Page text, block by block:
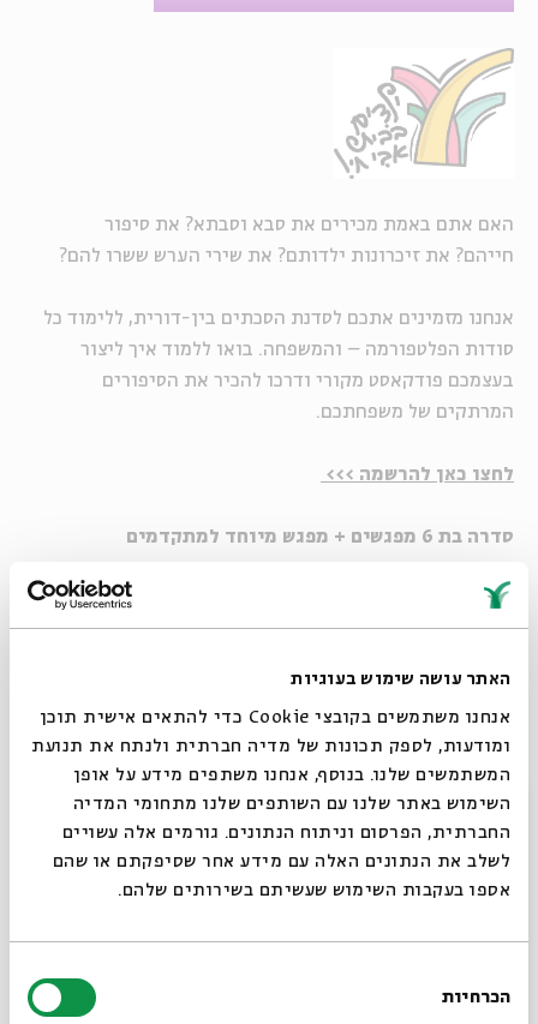
האתר עושה שימוש בעוגיות
אנחנו משתמשים בקובצי Cookie כדי להתאים אישית תוכן
ומודעות, לספק תכונות של מדיה חברתית ולנתח את תנועת
המשתמשים שלנו. בנוסף, אנחנו משתפים מידע על אופן
השימוש באתר שלנו עם השותפים שלנו מתחומי המדיה
החברתית, הפרסום וניתוח הנתונים. גורמים אלה עשויים
לשלב את הנתונים האלה עם מידע אחר שסיפקתם או שהם
אספו בעקבות השימוש שעשיתם בשירותים שלהם.
הסכמה
הכרחיות
האם אתם באמת מכירים את סבא וסבתא? את סיפור
חייהם? את זיכרונות ילדותם? את שירי הערש ששרו להם?
אנחנו מזמינים אתכם לסדנת הסכתים בין-דורית, ללימוד כל
סודות הפלטפורמה – והמשפחה. בואו ללמוד איך ליצור
בעצמכם פודקאסט מקורי ודרכו להכיר את הסיפורים
המרתקים של משפחתכם.
לחצו כאן להרשמה >>>
סדרה בת 6 מפגשים + מפגש מיוחד למתקדמים
בהנחיית:
אורח מיוחד:היוטיובר BlueDropPlus
עריכת סאונד מהמחשב ומהטלפון, משחק למיקרופון, כתיבה
דיבורית, שיווק ההסכת ועוד...
המפגשים יתקיימו במהלך ספטמבר ואוקטובר,בימי רביעי,
סגור